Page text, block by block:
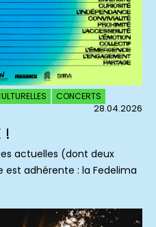
CONCERTS
28.04.2026
!
actuelles (dont deux
est adhérente : la Fedelima